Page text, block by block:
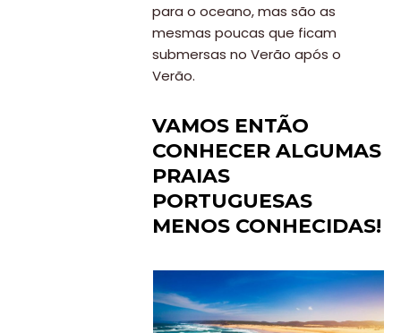
para o oceano, mas são as
mesmas poucas que ficam
submersas no Verão após o
Verão.
VAMOS ENTÃO
CONHECER ALGUMAS
PRAIAS
PORTUGUESAS
MENOS CONHECIDAS!